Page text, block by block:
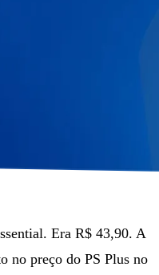
Era R$ 43,90. A
no preço do PS Plus no